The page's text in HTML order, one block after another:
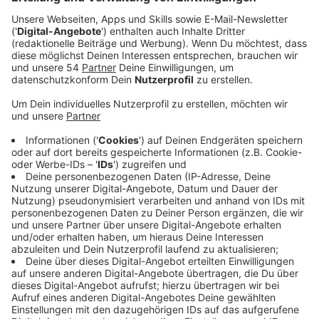
Demnach sieht das Konzept, mit dem man sich beim
Land NRW beworben hat, Öffnungen im
Veranstaltungsbereich vor. Das soll, ähnlich wie in
Tübingen, mit einer umfassenden Test-Strategie
kombiniert werden. Mit Events habe man bis jetzt gute
Erfahrungen gemacht, sagt Oberbürgermeister Felix
Heinrichs:
Anzeige